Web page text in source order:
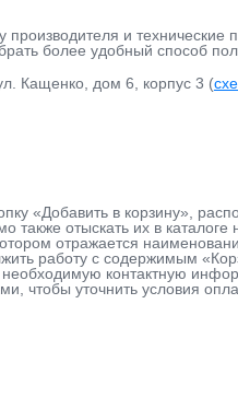
и технические
более удобный способ
Кащенко, дом 6, корпус 3 (
«Добавить в корзину»,
отыскать их в каталоге
отражается
работу с содержимым
необходимую контактную
чтобы уточнить условия